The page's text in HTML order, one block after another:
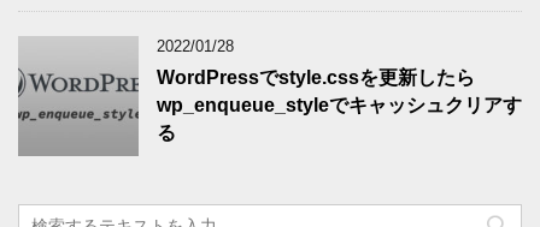
2022/01/28
WordPressでstyle.cssを更新したら
wp_enqueue_styleでキャッシュクリアす
る